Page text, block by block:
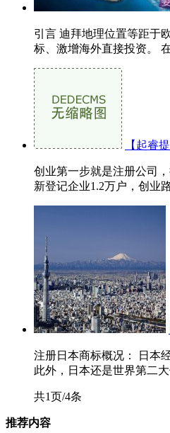
引言 迪拜地理位置等距于
标、激增海外直接投资。
【起睿
创业第一步就是注册公司
新登记企业1.2万户，创业
注册日本商标概况： 日本
此外，日本还是世界第二
共1页/4条
推荐内容